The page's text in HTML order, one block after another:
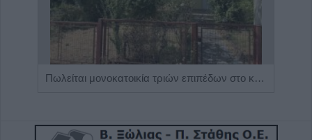
Πωλείται μονοκατοικία τριών επιπέδων στο καταπράσινο Πευκόφυτο Καρδίτσας